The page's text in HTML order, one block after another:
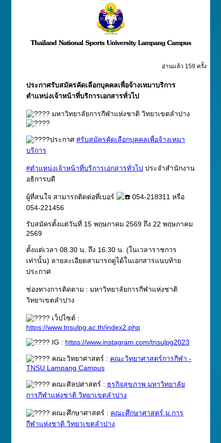
อ่านแล้ว 159 ครั้ง
ประกาศรับสมัครคัดเลือกบุคคลเพื่อจ้างเหมาบริการ
ตำแหน่งเจ้าหน้าที่บริการเอกสารทั่วไป
มหาวิทยาลัยการกีฬาแห่งชาติ วิทยาเขตลำปาง
ประกาศ #รับสมัครคัดเลือกบุคคลเพื่อจ้างเหมา
บริการ
#ตำแหน่งเจ้าหน้าที่บริการเอกสารทั่วไป ประจำสำนักงาน
อธิการบดี
ผู้ที่สนใจ สามารถติดต่อที่เบอร์
054-218311 หรือ
054-221456
รับสมัครตั้งแต่วันที่ 15 พฤษภาคม 2569 ถึง 22 พฤษภาคม
2569
ตั้งแต่เวลา 08.30 น. ถึง 16.30 น. (ในเวลาราชการ
เท่านั้น) ลายละเอียดสามารถดูได้ในเอกสารแนบท้าย
ประกาศ
ช่องทางการติดตาม : มหาวิทยาลัยการกีฬาแห่งชาติ
วิทยาเขตลำปาง
เว็ปไซต์ :
https://www.tnsulpg.ac.th/index2.php
IG : https://www.instagram.com/tnsulpg2023
คณะวิทยาศาสตร์ : คณะวิทยาศาสตร์การกีฬา -
TNSU Lampang Campus
คณะศิลปศาสตร์ : ธุรกิจสุขภาพ มหาวิทยาลัย
การกีฬาแห่งชาติ วิทยาเขตลำปาง
คณะศึกษาศาสตร์ : คณะศึกษาศาสตร์ ม.การ
กีฬาแห่งชาติ วิทยาเขตลำปาง